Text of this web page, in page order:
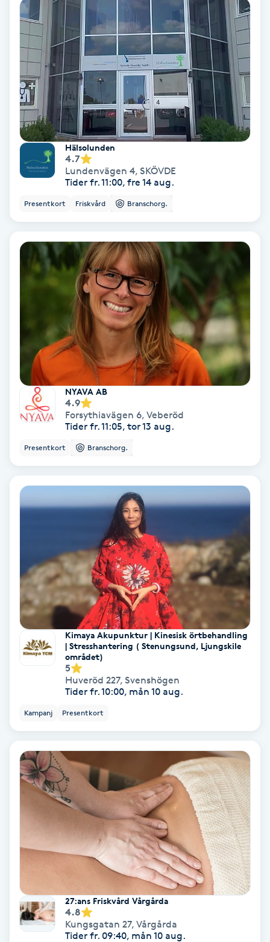
Regndroppsmassage
Reikihealing
Reiki massage
Restorative Yoga
Rosacea
Rosenmetoden
Ryggmassage
Samtalsterapi
Senioryoga
Shiatsu
Singelfransar
Sjukgymnastik
Skinbooster
Skoinlägg
Skägg
Skäggfärgning
Skäggklippning
Skäggtrimmning
Skönhet
Slingor
Sockring
Spa manikyr & pedikyr
Spa-manikyr
Spa-pedikyr
Hälsolunden
4.7
Lundenvägen 4, SKÖVDE
Tider fr. 11:00, fre 14 aug.
Presentkort Friskvård Branschorg.
NYAVA AB
4.9
Forsythiavägen 6, Veberöd
Tider fr. 11:05, tor 13 aug.
Presentkort Branschorg.
Kimaya Akupunktur | Kinesisk örtbehandling
| Stresshantering ( Stenungsund, Ljungskile
området)
5
Huveröd 227, Svenshögen
Tider fr. 10:00, mån 10 aug.
Kampanj Presentkort
27:ans Friskvård Vårgårda
4.8
Kungsgatan 27, Vårgårda
Tider fr. 09:40, mån 10 aug.